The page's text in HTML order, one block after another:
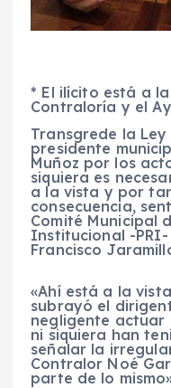
* El ilícito está a
Contraloría y el
Transgrede la
presidente
Muñoz por los
siquiera es
a la vista y por
consecuencia,
Comité Municipal
Institucional -PRI-
Francisco
«Ahí está a la
subrayó el
negligente actuar
ni siquiera han
señalar la
Contralor Noé
parte de lo